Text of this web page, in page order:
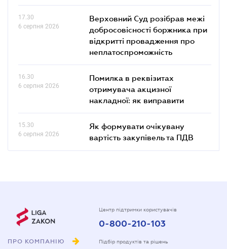
17.30
6 серпня 2026
Верховний Суд розібрав межі
добросовісності боржника при
відкритті провадження про
неплатоспроможність
16.30
6 серпня 2026
Помилка в реквізитах
отримувача акцизної
накладної: як виправити
15.30
6 серпня 2026
Як формувати очікувану
вартість закупівель та ПДВ
ПРО КОМПАНІЮ
Центр підтримки користувачів
0-800-210-103
Підбір продуктів та рішень